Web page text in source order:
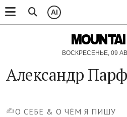
AI
ВОСКРЕСЕНЬЕ, 09
Александр
✍️О СЕБЕ & О ЧЁМ Я ПИШУ